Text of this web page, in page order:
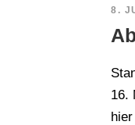
8.
16.